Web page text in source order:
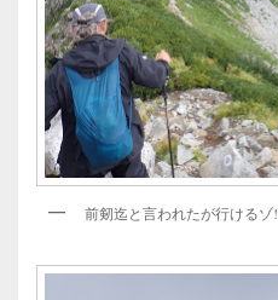
前剱迄と言われたが行けるゾ!